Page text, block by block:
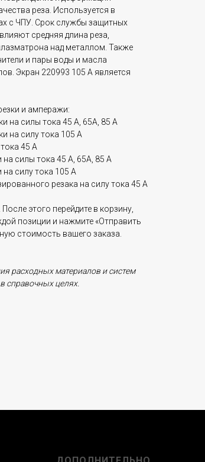
реза. Используется в
с ЧПУ. Срок службы защитных
средняя длина реза,
над металлом. Также
и пары воды и масла
Экран 220993 105 А является
и амперажи:
на силы тока 45 А, 65А, 85 А
на силу тока 105 А
45 А
на силы тока 45 А, 65А, 85 А
на силу тока 105 А
резака на силу тока 45 А
этого перейдите в корзину,
позиции и нажмите «Отправить
стоимость вашего заказа.
расходных материалов и систем
справочных целях.